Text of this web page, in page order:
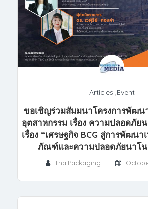
Articles Event
ขอเชิญร่วมสัมมนาโครงการพัฒน
อุตสาหกรรม เรื่อง ความปลอดภัย
เรื่อง “เศรษฐกิจ BCG สู่การพัฒนา
ภัณฑ์และความปลอดภัยนาโน
ThaiPackaging